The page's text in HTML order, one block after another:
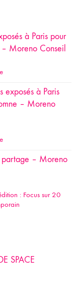
à Paris pour
Moreno Conseil
exposés à Paris
– Moreno
partage – Moreno
: Focus sur 20
SPACE